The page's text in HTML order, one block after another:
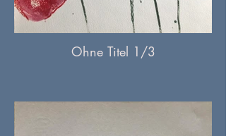
Ohne Titel 1/3